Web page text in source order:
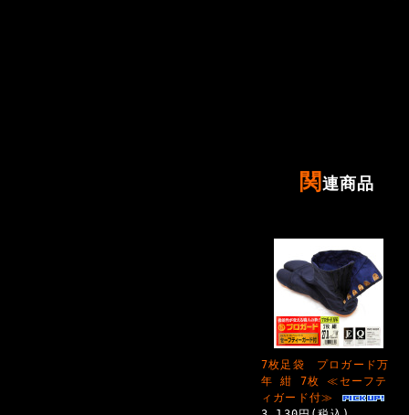
関連商品
7枚足袋 プロガード万
年 紺 7枚 ≪セーフテ
ィガード付≫